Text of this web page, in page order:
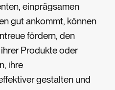
einprägsamen
gut ankommt, können
fördern, den
Produkte oder
ihre
gestalten und